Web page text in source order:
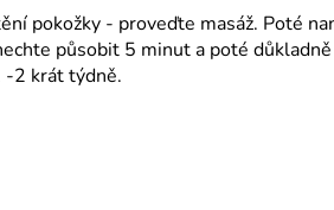
pokožky - proveďte masáž. Poté
působit 5 minut a poté
-2 krát týdně.